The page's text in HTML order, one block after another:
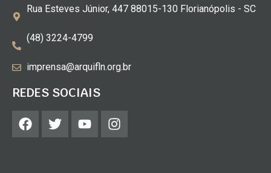
Rua Esteves Júnior, 447 88015-130 Florianópolis - SC
(48) 3224-4799
imprensa@arquifln.org.br
REDES SOCIAIS